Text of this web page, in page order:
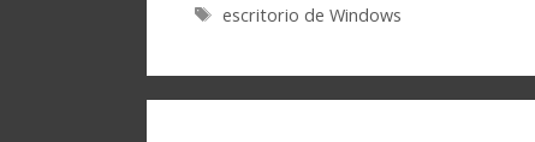
Etiquetas
escritorio de Windows